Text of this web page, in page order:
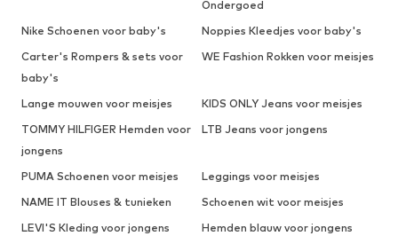
Ondergoed
Nike Schoenen voor baby's
Noppies Kleedjes voor baby's
Carter's Rompers & sets voor
baby's
WE Fashion Rokken voor meisjes
Lange mouwen voor meisjes
KIDS ONLY Jeans voor meisjes
TOMMY HILFIGER Hemden voor
jongens
LTB Jeans voor jongens
PUMA Schoenen voor meisjes
Leggings voor meisjes
NAME IT Blouses & tunieken
Schoenen wit voor meisjes
LEVI'S Kleding voor jongens
Hemden blauw voor jongens